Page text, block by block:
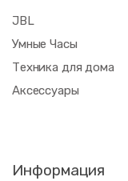
JBL
Умные Часы
Техника для дома
Аксессуары
Информация